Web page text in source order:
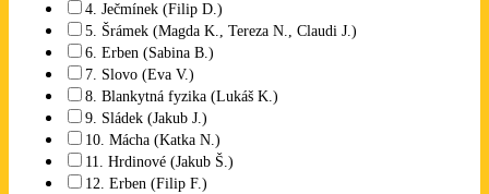
4. Ječmínek (Filip D.)
5. Šrámek (Magda K., Tereza N., Claudi J.)
6. Erben (Sabina B.)
7. Slovo (Eva V.)
8. Blankytná fyzika (Lukáš K.)
9. Sládek (Jakub J.)
10. Mácha (Katka N.)
11. Hrdinové (Jakub Š.)
12. Erben (Filip F.)